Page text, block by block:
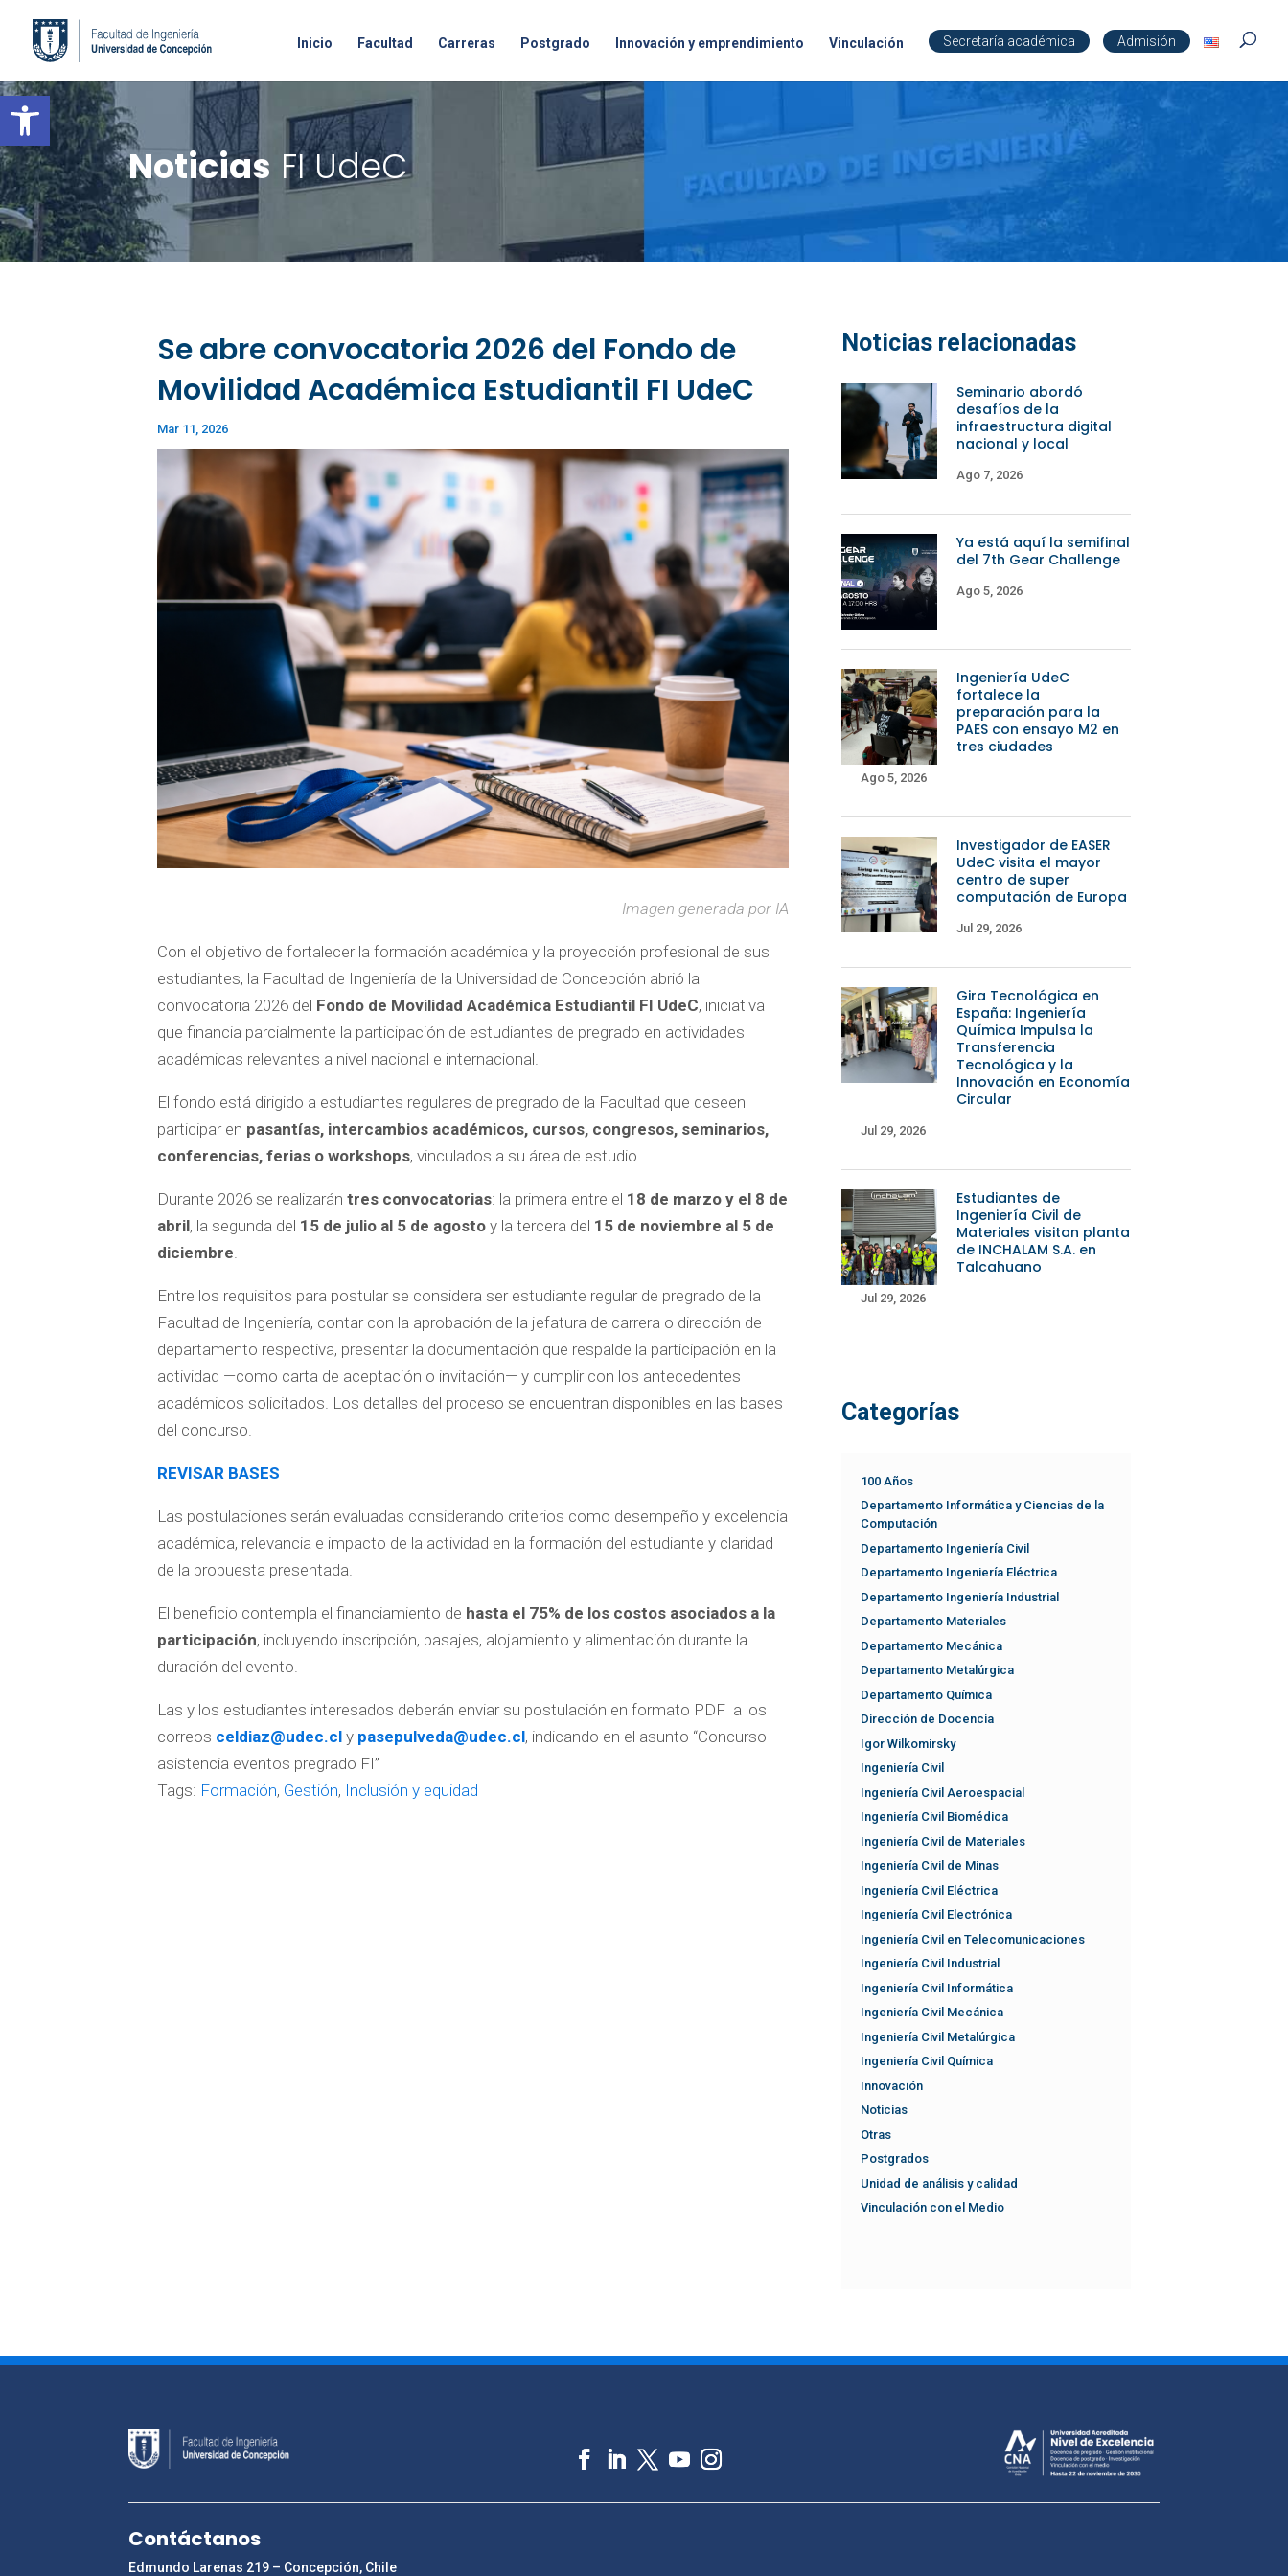
Open toolbar
Inicio Facultad Carreras Postgrado Innovación y emprendimiento Vinculación Secretaría académica Admisión
Noticias FI UdeC
Se abre convocatoria 2026 del Fondo de
Movilidad Académica Estudiantil FI UdeC
Mar 11, 2026
Imagen generada por IA
Con el objetivo de fortalecer la formación académica y la proyección profesional de sus
estudiantes, la Facultad de Ingeniería de la Universidad de Concepción abrió la
convocatoria 2026 del Fondo de Movilidad Académica Estudiantil FI UdeC, iniciativa
que financia parcialmente la participación de estudiantes de pregrado en actividades
académicas relevantes a nivel nacional e internacional.
El fondo está dirigido a estudiantes regulares de pregrado de la Facultad que deseen
participar en pasantías, intercambios académicos, cursos, congresos, seminarios,
conferencias, ferias o workshops, vinculados a su área de estudio.
Durante 2026 se realizarántres convocatorias: la primera entre el 18 de marzo y el 8 de
abril, la segunda del 15 de julio al 5 de agosto y la tercera del 15 de noviembre al 5 de
diciembre.
Entre los requisitos para postular se considera ser estudiante regular de pregrado de la
Facultad de Ingeniería, contar con la aprobación de la jefatura de carrera o dirección de
departamento respectiva, presentar la documentación que respalde la participación en la
actividad —como carta de aceptación o invitación— y cumplir con los antecedentes
académicos solicitados. Los detalles del proceso se encuentran disponibles en las bases
del concurso.
REVISAR BASES
Las postulaciones serán evaluadas considerando criterios como desempeño y excelencia
académica, relevancia e impacto de la actividad en la formación del estudiante y claridad
de la propuesta presentada.
El beneficio contempla el financiamiento de hasta el 75% de los costos asociados a la
participación, incluyendo inscripción, pasajes, alojamiento y alimentación durante la
duración del evento.
Las y los estudiantes interesados deberán enviar su postulación en formato PDF a los
correos celdiaz@udec.cl y pasepulveda@udec.cl, indicando en el asunto “Concurso
asistencia eventos pregrado FI”
Tags: Formación, Gestión, Inclusión y equidad
Noticias relacionadas
Seminario abordó
desafíos de la
infraestructura digital
nacional y local
Ago 7, 2026
Ya está aquí la semifinal
del 7th Gear Challenge
Ago 5, 2026
Ingeniería UdeC
fortalece la
preparación para la
PAES con ensayo M2 en
tres ciudades
Ago 5, 2026
Investigador de EASER
UdeC visita el mayor
centro de super
computación de Europa
Jul 29, 2026
Gira Tecnológica en
España: Ingeniería
Química Impulsa la
Transferencia
Tecnológica y la
Innovación en Economía
Circular
Jul 29, 2026
Estudiantes de
Ingeniería Civil de
Materiales visitan planta
de INCHALAM S.A. en
Talcahuano
Jul 29, 2026
Categorías
100 Años
Departamento Informática y Ciencias de la
Computación
Departamento Ingeniería Civil
Departamento Ingeniería Eléctrica
Departamento Ingeniería Industrial
Departamento Materiales
Departamento Mecánica
Departamento Metalúrgica
Departamento Química
Dirección de Docencia
Igor Wilkomirsky
Ingeniería Civil
Ingeniería Civil Aeroespacial
Ingeniería Civil Biomédica
Ingeniería Civil de Materiales
Ingeniería Civil de Minas
Ingeniería Civil Eléctrica
Ingeniería Civil Electrónica
Ingeniería Civil en Telecomunicaciones
Ingeniería Civil Industrial
Ingeniería Civil Informática
Ingeniería Civil Mecánica
Ingeniería Civil Metalúrgica
Ingeniería Civil Química
Innovación
Noticias
Otras
Postgrados
Unidad de análisis y calidad
Vinculación con el Medio
Contáctanos
Edmundo Larenas 219 – Concepción, Chile